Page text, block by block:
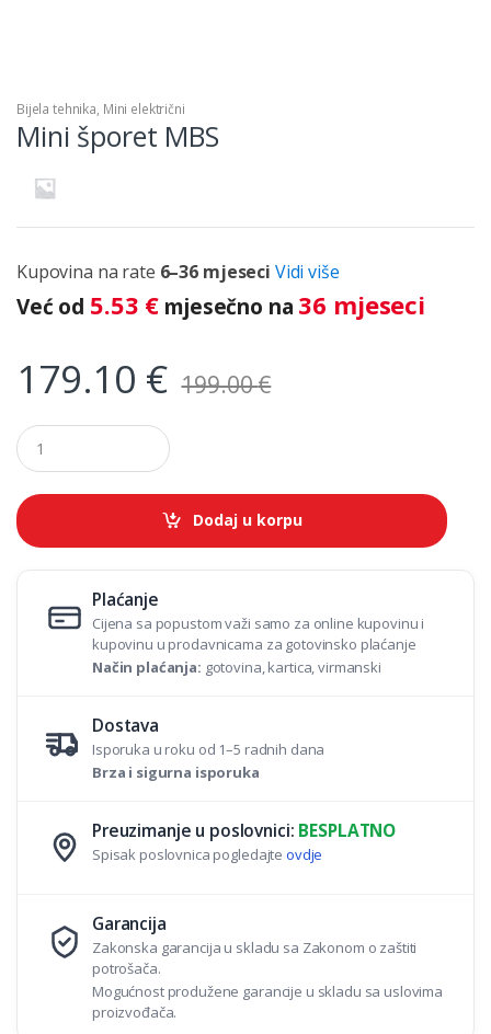
Bijela tehnika, Mini električni
Mini šporet MBS
Kupovina na rate 6–36 mjeseci Vidi više
Već od 5.53 € mjesečno na 36 mjeseci
179.10 € 199.00€
Q
u
a
t
i
Dodaj u korpu
Plaćanje
Cijena sa popustom važi samo za online kupovinu i
kupovinu u prodavnicama za gotovinsko plaćanje
Način plaćanja: gotovina, kartica, virmanski
Dostava
Isporuka u roku od 1–5 radnih dana
Brza i sigurna isporuka
Preuzimanje u poslovnici: BESPLATNO
Spisak poslovnica pogledajte ovdje
Garancija
Zakonska garancija u skladu sa Zakonom o zaštiti
potrošača.
Mogućnost produžene garancije u skladu sa uslovima
proizvođača.